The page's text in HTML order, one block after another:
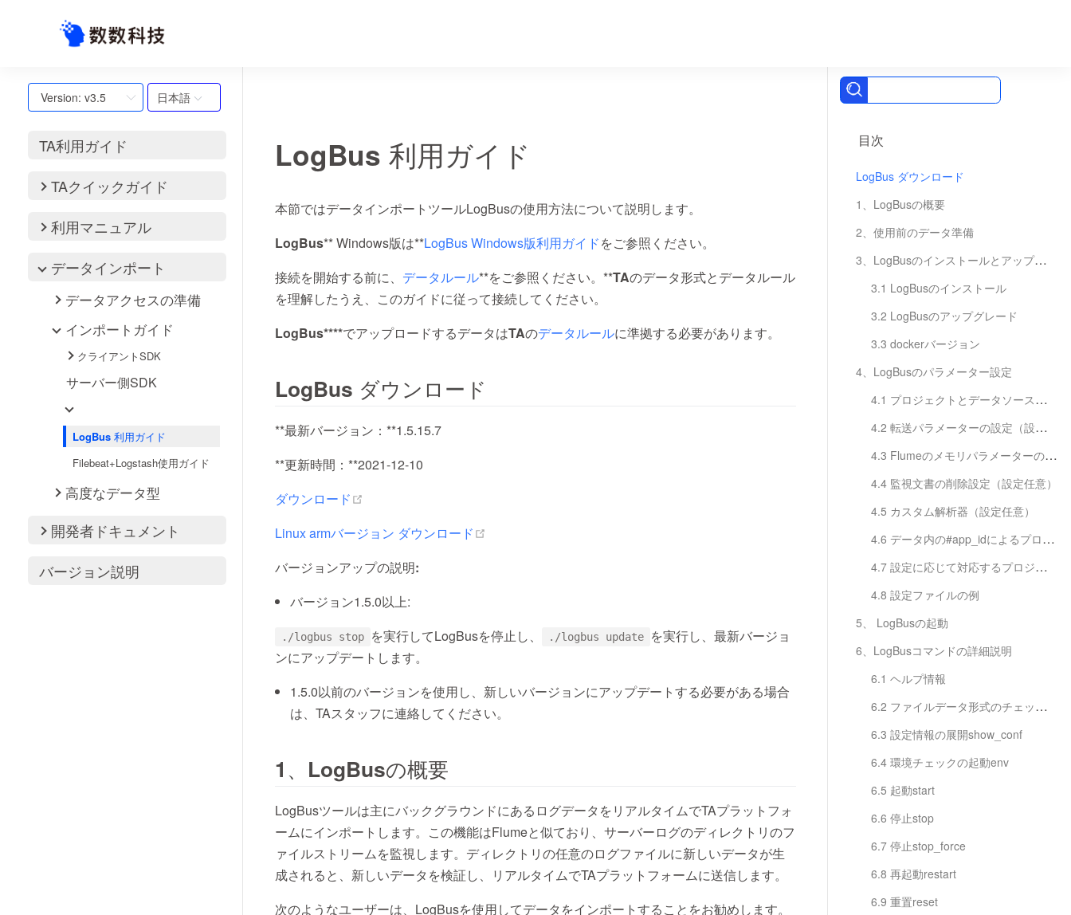
日本語
Version: v3.5
TA利用ガイド
TAクイックガイド
利用マニュアル
データインポート
データアクセスの準備
インポートガイド
クライアントSDK
サーバー側SDK
LogBus 利用ガイド
Filebeat+Logstash使用ガイド
高度なデータ型
開発者ドキュメント
バージョン説明
目次
LogBus ダウンロード
1、LogBusの概要
2、使用前のデータ準備
3、LogBusのインストールとアップグレード
3.1 LogBusのインストール
3.2 LogBusのアップグレード
3.3 dockerバージョン
4、LogBusのパラメーター設定
4.1 プロジェクトとデータソースの設定（設定必須）
4.2 転送パラメーターの設定（設定必須）
4.3 Flumeのメモリパラメーターの設定(設定任意)
4.4 監視文書の削除設定（設定任意）
4.5 カスタム解析器（設定任意）
4.6 データ内の#app_idによるプロジェクト分割（設定任意）
4.7 設定に応じて対応するプロジェクトに自動配布（設定任意）
4.8 設定ファイルの例
5、 LogBusの起動
6、LogBusコマンドの詳細説明
6.1 ヘルプ情報
6.2 ファイルデータ形式のチェックdata_debug
6.3 設定情報の展開show_conf
6.4 環境チェックの起動env
6.5 起動start
6.6 停止stop
6.7 停止stop_force
6.8 再起動restart
6.9 重置reset
LogBus 利用ガイド
本節ではデータインポートツールLogBusの使用方法について説明します。
LogBus** Windows版は**LogBus Windows版利用ガイドをご参照ください。
接続を開始する前に、 データルール**をご参照ください。**TAのデータ形式とデータルール
を理解したうえ、このガイドに従って接続してください。
LogBus****でアップロードするデータはTAのデータルールに準拠する必要があります。
LogBus ダウンロード
**最新バージョン：**1.5.15.7
**更新時間：**2021-12-10
ダウンロード
Linux armバージョン ダウンロード
バージョンアップの説明:
バージョン1.5.0以上:
./logbus stop を実行してLogBusを停止し、 ./logbus update
を実行し、最新バージョ
ンにアップデートします。
1.5.0以前のバージョンを使用し、新しいバージョンにアップデートする必要がある場合
は、TAスタッフに連絡してください。
1、LogBusの概要
LogBusツールは主にバックグラウンドにあるログデータをリアルタイムでTAプラットフォ
ームにインポートします。この機能はFlumeと似ており、サーバーログのディレクトリのフ
ァイルストリームを監視します。ディレクトリの任意のログファイルに新しいデータが生
成されると、新しいデータを検証し、リアルタイムでTAプラットフォームに送信します。
次のようなユーザーは、LogBusを使用してデータをインポートすることをお勧めします。